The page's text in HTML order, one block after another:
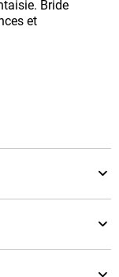
Bride
et